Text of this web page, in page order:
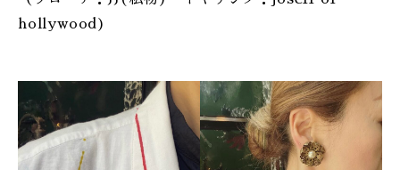
DIARY
ONLINE SHOP
hollywood)